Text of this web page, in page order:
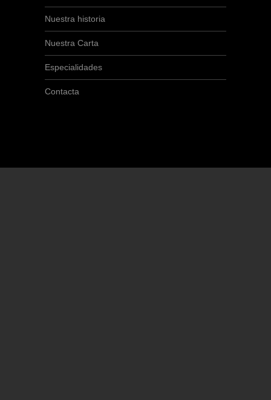
Nuestra historia
Nuestra Carta
Especialidades
Contacta